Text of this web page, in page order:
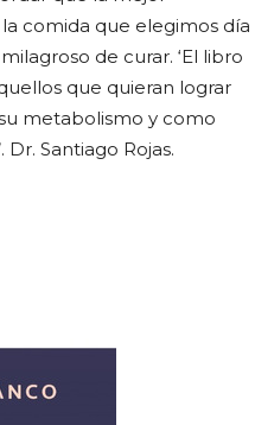
comida que elegimos día
de curar. ‘El libro
que quieran lograr
metabolismo y como
Dr. Santiago Rojas.